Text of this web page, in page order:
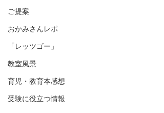
ご提案
おかみさんレポ
「レッツゴー」
教室風景
育児・教育本感想
受験に役立つ情報